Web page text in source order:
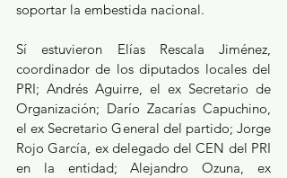
soportar la embestida nacional.
Sí estuvieron Elías Rescala Jiménez,
coordinador de los diputados locales del
PRI; Andrés Aguirre, el ex Secretario de
Organización; Darío Zacarías Capuchino,
el ex Secretario General del partido; Jorge
Rojo García, ex delegado del CEN del PRI
en la entidad; Alejandro Ozuna, ex